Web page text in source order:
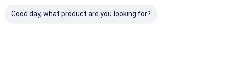
Good day, what product are you looking for?